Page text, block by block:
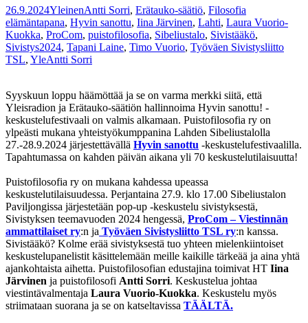
26.9.2024YleinenAntti Sorri, Erätauko-säätiö, Filosofia
elämäntapana, Hyvin sanottu, Iina Järvinen, Lahti, Laura Vuorio-
Kuokka, ProCom, puistofilosofia, Sibeliustalo, Sivistääkö,
Sivistys2024, Tapani Laine, Timo Vuorio, Työväen Sivistysliitto
TSL, YleAntti Sorri
Syyskuun loppu häämöttää ja se on varma merkki siitä, että
Yleisradion ja Erätauko-säätiön hallinnoima Hyvin sanottu! -
keskustelufestivaali on valmis alkamaan. Puistofilosofia ry on
ylpeästi mukana yhteistyökumppanina Lahden Sibeliustalolla
27.-28.9.2024 järjestettävällä Hyvin sanottu -keskustelufestivaalilla.
Tapahtumassa on kahden päivän aikana yli 70 keskustelutilaisuutta!
Puistofilosofia ry on mukana kahdessa upeassa
keskustelutilaisuudessa. Perjantaina 27.9. klo 17.00 Sibeliustalon
Paviljongissa järjestetään pop-up -keskustelu sivistyksestä,
Sivistyksen teemavuoden 2024 hengessä, ProCom – Viestinnän
ammattilaiset ry:n ja Työväen Sivistysliitto TSL ry:n kanssa.
Sivistääkö? Kolme erää sivistyksestä tuo yhteen mielenkiintoiset
keskustelupanelistit käsittelemään meille kaikille tärkeää ja aina yhtä
ajankohtaista aihetta. Puistofilosofian edustajina toimivat HT Iina
Järvinen ja puistofilosofi Antti Sorri. Keskustelua johtaa
viestintävalmentaja Laura Vuorio-Kuokka. Keskustelu myös
striimataan suorana ja se on katseltavissa TÄÄLTÄ.